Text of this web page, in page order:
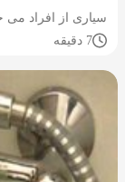
سیاری از افراد می
7 دقیقه